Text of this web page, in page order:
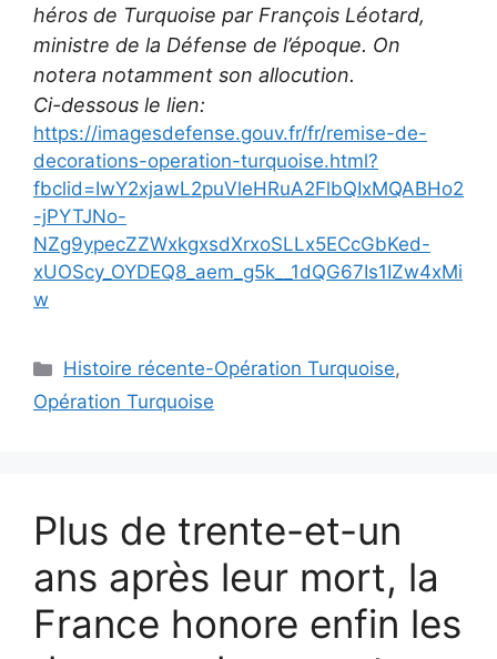
héros de Turquoise par François Léotard,
ministre de la Défense de l’époque. On
notera notamment son allocution.
Ci-dessous le lien:
https://imagesdefense.gouv.fr/fr/remise-de-
decorations-operation-turquoise.html?
fbclid=IwY2xjawL2puVleHRuA2FlbQIxMQABHo2
-jPYTJNo-
NZg9ypecZZWxkgxsdXrxoSLLx5ECcGbKed-
xUOScy_OYDEQ8_aem_g5k__1dQG67Is1IZw4xMi
w
Catégories
Histoire récente-Opération Turquoise,
Opération Turquoise
Plus de trente-et-un
ans après leur mort, la
France honore enfin les